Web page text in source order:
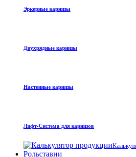
Эркерные карнизы
Двухрядные карнизы
Настенные карнизы
Лифт-Система для карнизов
Рольставни